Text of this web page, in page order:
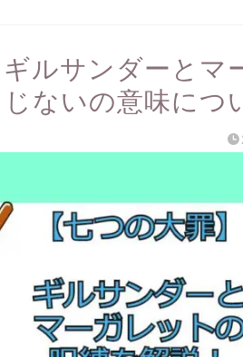
ギルサンダーとマ
ないの意味につ